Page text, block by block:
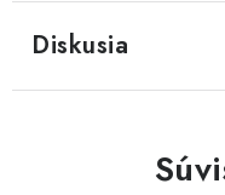
Diskusia